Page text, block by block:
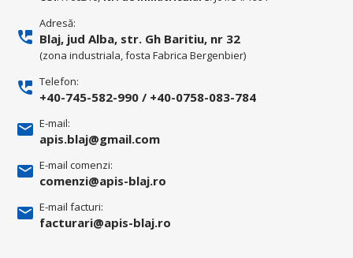
Adresă:
Blaj, jud Alba, str. Gh Baritiu, nr 32
(zona industriala, fosta Fabrica Bergenbier)
Telefon:
+40-745-582-990 / +40-0758-083-784
E-mail:
apis.blaj@gmail.com
E-mail comenzi:
comenzi@apis-blaj.ro
E-mail facturi:
facturari@apis-blaj.ro